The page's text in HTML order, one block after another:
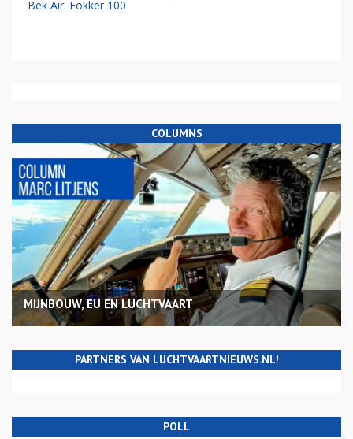
Bek Air: Fokker 100
COLUMNS
MIJNBOUW, EU EN LUCHTVAART
PARTNERS VAN LUCHTVAARTNIEUWS.NL!
POLL